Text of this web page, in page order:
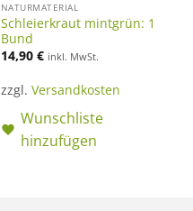
NATURMATERIAL
Schleierkraut mintgrün: 1
Bund
14,90 € inkl. MwSt.
zzgl. Versandkosten
Wunschliste
hinzufügen